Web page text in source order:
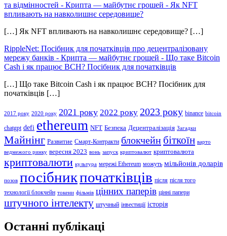
та відмінностей - Крипта — майбутнє грошей - Як NFT
впливають на навколишнє середовище?
[…] Як NFT впливають на навколишнє середовище? […]
RippleNet: Посібник для початківців про децентралізовану
мережу банків - Крипта — майбутнє грошей - Що таке Bitcoin
Cash і як працює BCH? Посібник для початківців
[…] Що таке Bitcoin Cash і як працює BCH? Посібник для
початківців […]
2017 року 2020 року 2021 року 2022 року 2023 року binance bitcoin
chatgpt defi ethereum NFT Безпека Децентралізація Загадки
Майнінг Развитие Смарт-Контракти блокчейн біткоїн варто
ведмежого ринку вересня 2023 вонь запуск криптовалют криптовалюта
криптовалюти культура мережі Ethereum можуть мільйонів доларів
позов посібникпочатківців після після того
технології блокчейн токени фільмів цінних паперів цінні папери
штучного інтелекту штучный інвестиції історія
Останні публікаці